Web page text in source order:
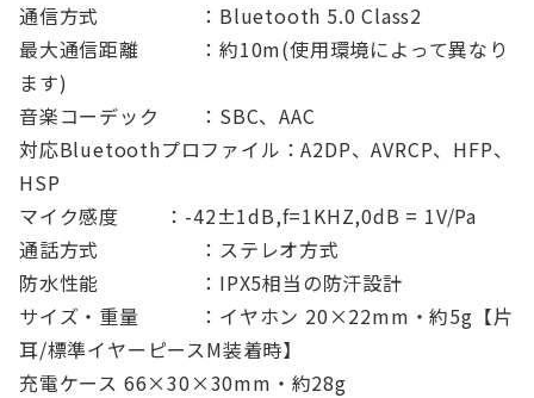
通信方式 ：Bluetooth 5.0 Class2
最大通信距離 ：約10m(使用環境によって異なり
ます)
音楽コーデック ：SBC、AAC
対応Bluetoothプロファイル：A2DP、AVRCP、HFP、
HSP
マイク感度 ：-42±1dB,f=1KHZ,0dB = 1V/Pa
通話方式 ：ステレオ方式
防水性能 ：IPX5相当の防汗設計
サイズ・重量 ：イヤホン 20×22mm・約5g【片
耳/標準イヤーピースM装着時】
充電ケース 66×30×30mm・約28g